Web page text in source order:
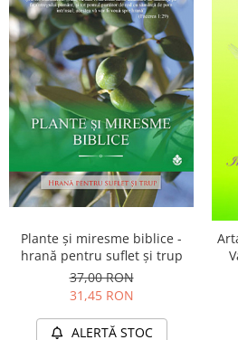
Plante şi miresme biblice -
hrană pentru suflet şi trup
37,00 RON
31,45 RON
ALERTĂ STOC